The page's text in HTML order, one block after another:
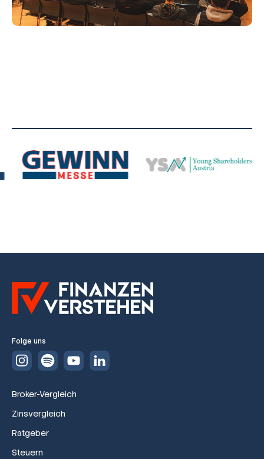
Folge uns
Broker-Vergleich
Zinsvergleich
Ratgeber
Steuern